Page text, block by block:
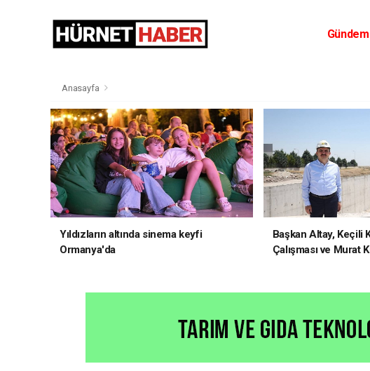
Gündem
Anasayfa
Yıldızların altında sinema keyfi
Ormanya'da
Başkan Altay, Keçili
Çalışması ve Murat